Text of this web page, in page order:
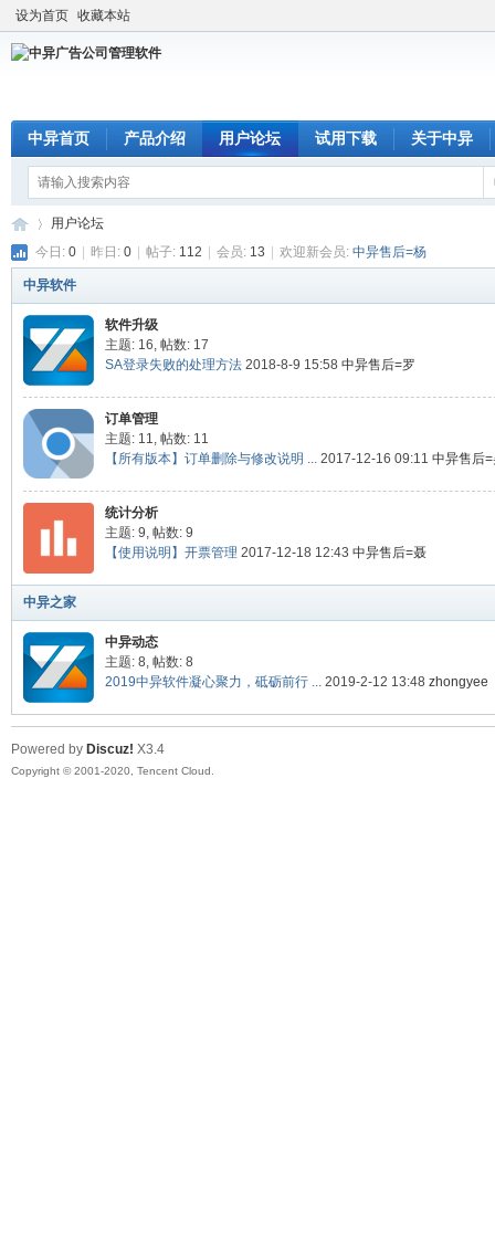
设为首页 收藏本站
中异首页 产品介绍 用户论坛 试用下载 关于中异
中 »
用户论坛
今日: 0 昨日: 0 帖子: 112 会员: 13 欢迎新会员: 中异售后=杨
中异软件
软件升级
主题: 16, 帖数: 17
SA登录失败的处理方法 2018-8-9 15:58 中异售后=罗
订单管理
主题: 11, 帖数: 11
【所有版本】订单删除与修改说明 ... 2017-12-16 09:11 中异售后
统计分析
主题: 9, 帖数: 9
【使用说明】开票管理 2017-12-18 12:43 中异售后=聂
中异之家
中异动态
主题: 8, 帖数: 8
2019中异软件凝心聚力，砥砺前行 ... 2019-2-12 13:48 zhongyee
Powered by Discuz! X3.4
Copyright © 2001-2020, Tencent Cloud.